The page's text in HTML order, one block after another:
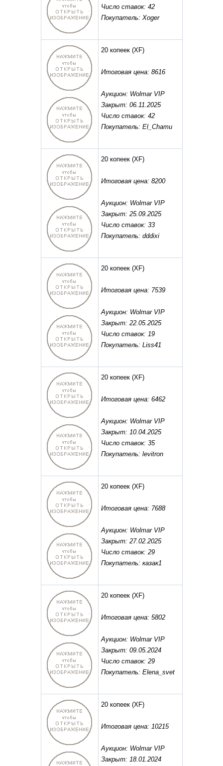
Число ставок: 42
Покупатель: Xoger
20 копеек(XF)
Итоговая цена: 8616
Аукцион: Wolmar VIP
Закрыт: 06.11.2025
Число ставок: 42
Покупатель: El_Chamu
20 копеек(XF)
Итоговая цена: 8200
Аукцион: Wolmar VIP
Закрыт: 25.09.2025
Число ставок: 33
Покупатель: dddixi
20 копеек(XF)
Итоговая цена: 7539
Аукцион: Wolmar VIP
Закрыт: 22.05.2025
Число ставок: 19
Покупатель: Liss41
20 копеек(XF)
Итоговая цена: 6462
Аукцион: Wolmar VIP
Закрыт: 10.04.2025
Число ставок: 35
Покупатель: levitron
20 копеек(XF)
Итоговая цена: 7688
Аукцион: Wolmar VIP
Закрыт: 27.02.2025
Число ставок: 29
Покупатель: казак1
20 копеек(XF)
Итоговая цена: 5802
Аукцион: Wolmar VIP
Закрыт: 09.05.2024
Число ставок: 29
Покупатель: Elena_svet
20 копеек(XF)
Итоговая цена: 10215
Аукцион: Wolmar VIP
Закрыт: 18.01.2024